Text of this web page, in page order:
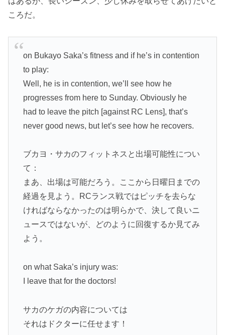
ころだ。
on Bukayo Saka’s fitness and if he’s in contention
to play:
Well, he is in contention, we’ll see how he
progresses from here to Sunday. Obviously he
had to leave the pitch [against RC Lens], that’s
never good news, but let’s see how he recovers.
ブカヨ・サカのフィットネスと出場可能性につい
て：
まあ、出場は可能だろう。ここから日曜日までの
経過を見よう。RCランス戦ではピッチを去らな
ければならなかったのは明らかで、決して良いニ
ュースではないが、どのように回復するか見てみ
よう。
on what Saka’s injury was:
I leave that for the doctors!
サカのケガの内容については
それはドクターに任せます！